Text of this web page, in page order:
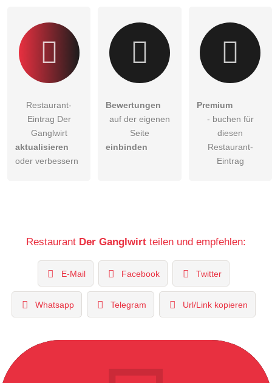
Restaurant-
Eintrag Der
Ganglwirt
aktualisieren
oder verbessern
Bewertungen
auf der eigenen
Seite
einbinden
Premium
- buchen für
diesen
Restaurant-
Eintrag
Restaurant Der Ganglwirt teilen und empfehlen:
E-Mail Facebook Twitter
Whatsapp Telegram Url/Link kopieren